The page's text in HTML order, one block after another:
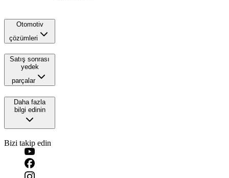
Otomotiv
çözümleri
Satış sonrası
yedek
parçalar
Daha fazla
bilgi edinin
Bizi takip edin